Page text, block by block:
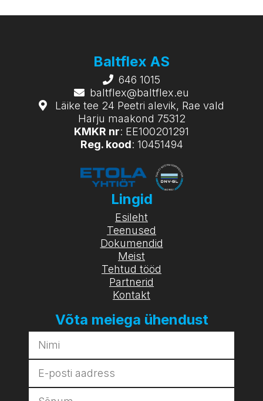
Baltflex AS
646 1015
baltflex@baltflex.eu
Läike tee 24 Peetri alevik, Rae vald
Harju maakond 75312
KMKR nr: EE100201291
Reg. kood: 10451494
Lingid
Esileht
Teenused
Dokumendid
Meist
Tehtud tööd
Partnerid
Kontakt
Võta meiega ühendust